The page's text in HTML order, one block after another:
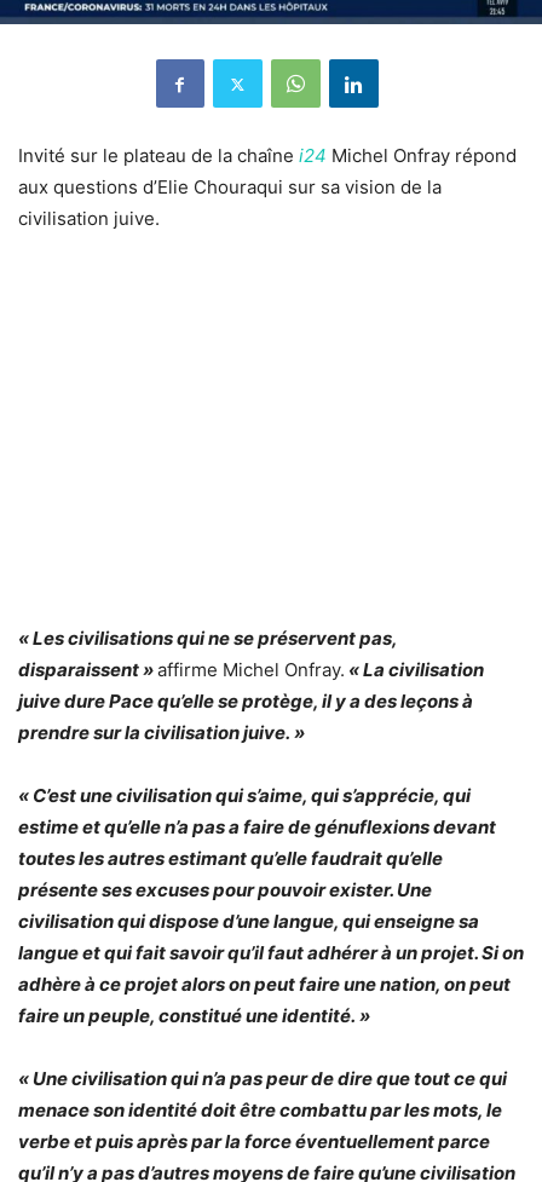
Invité sur le plateau de la chaîne i24 Michel Onfray répond
aux questions d’Elie Chouraqui sur sa vision de la
civilisation juive.
« Les civilisations qui ne se préservent pas,
disparaissent »affirme Michel Onfray. « La civilisation
juive dure Pace qu’elle se protège, il y a des leçons à
prendre sur la civilisation juive. »
« C’est une civilisation qui s’aime, qui s’apprécie, qui
estime et qu’elle n’a pas a faire de génuflexions devant
toutes les autres estimant qu’elle faudrait qu’elle
présente ses excuses pour pouvoir exister. Une
civilisation qui dispose d’une langue, qui enseigne sa
langue et qui fait savoir qu’il faut adhérer à un projet. Si on
adhère à ce projet alors on peut faire une nation, on peut
faire un peuple, constitué une identité. »
« Une civilisation qui n’a pas peur de dire que tout ce qui
menace son identité doit être combattu par les mots, le
verbe et puis après par la force éventuellement parce
qu’il n’y a pas d’autres moyens de faire qu’une civilisation